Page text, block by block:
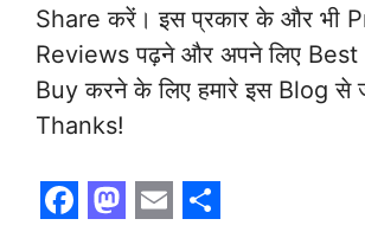
Share करें। इस प्रकार के और भी
Reviews पढ़ने और अपने लिए
Buy करने के लिए हमारे इस Blog से
Thanks!